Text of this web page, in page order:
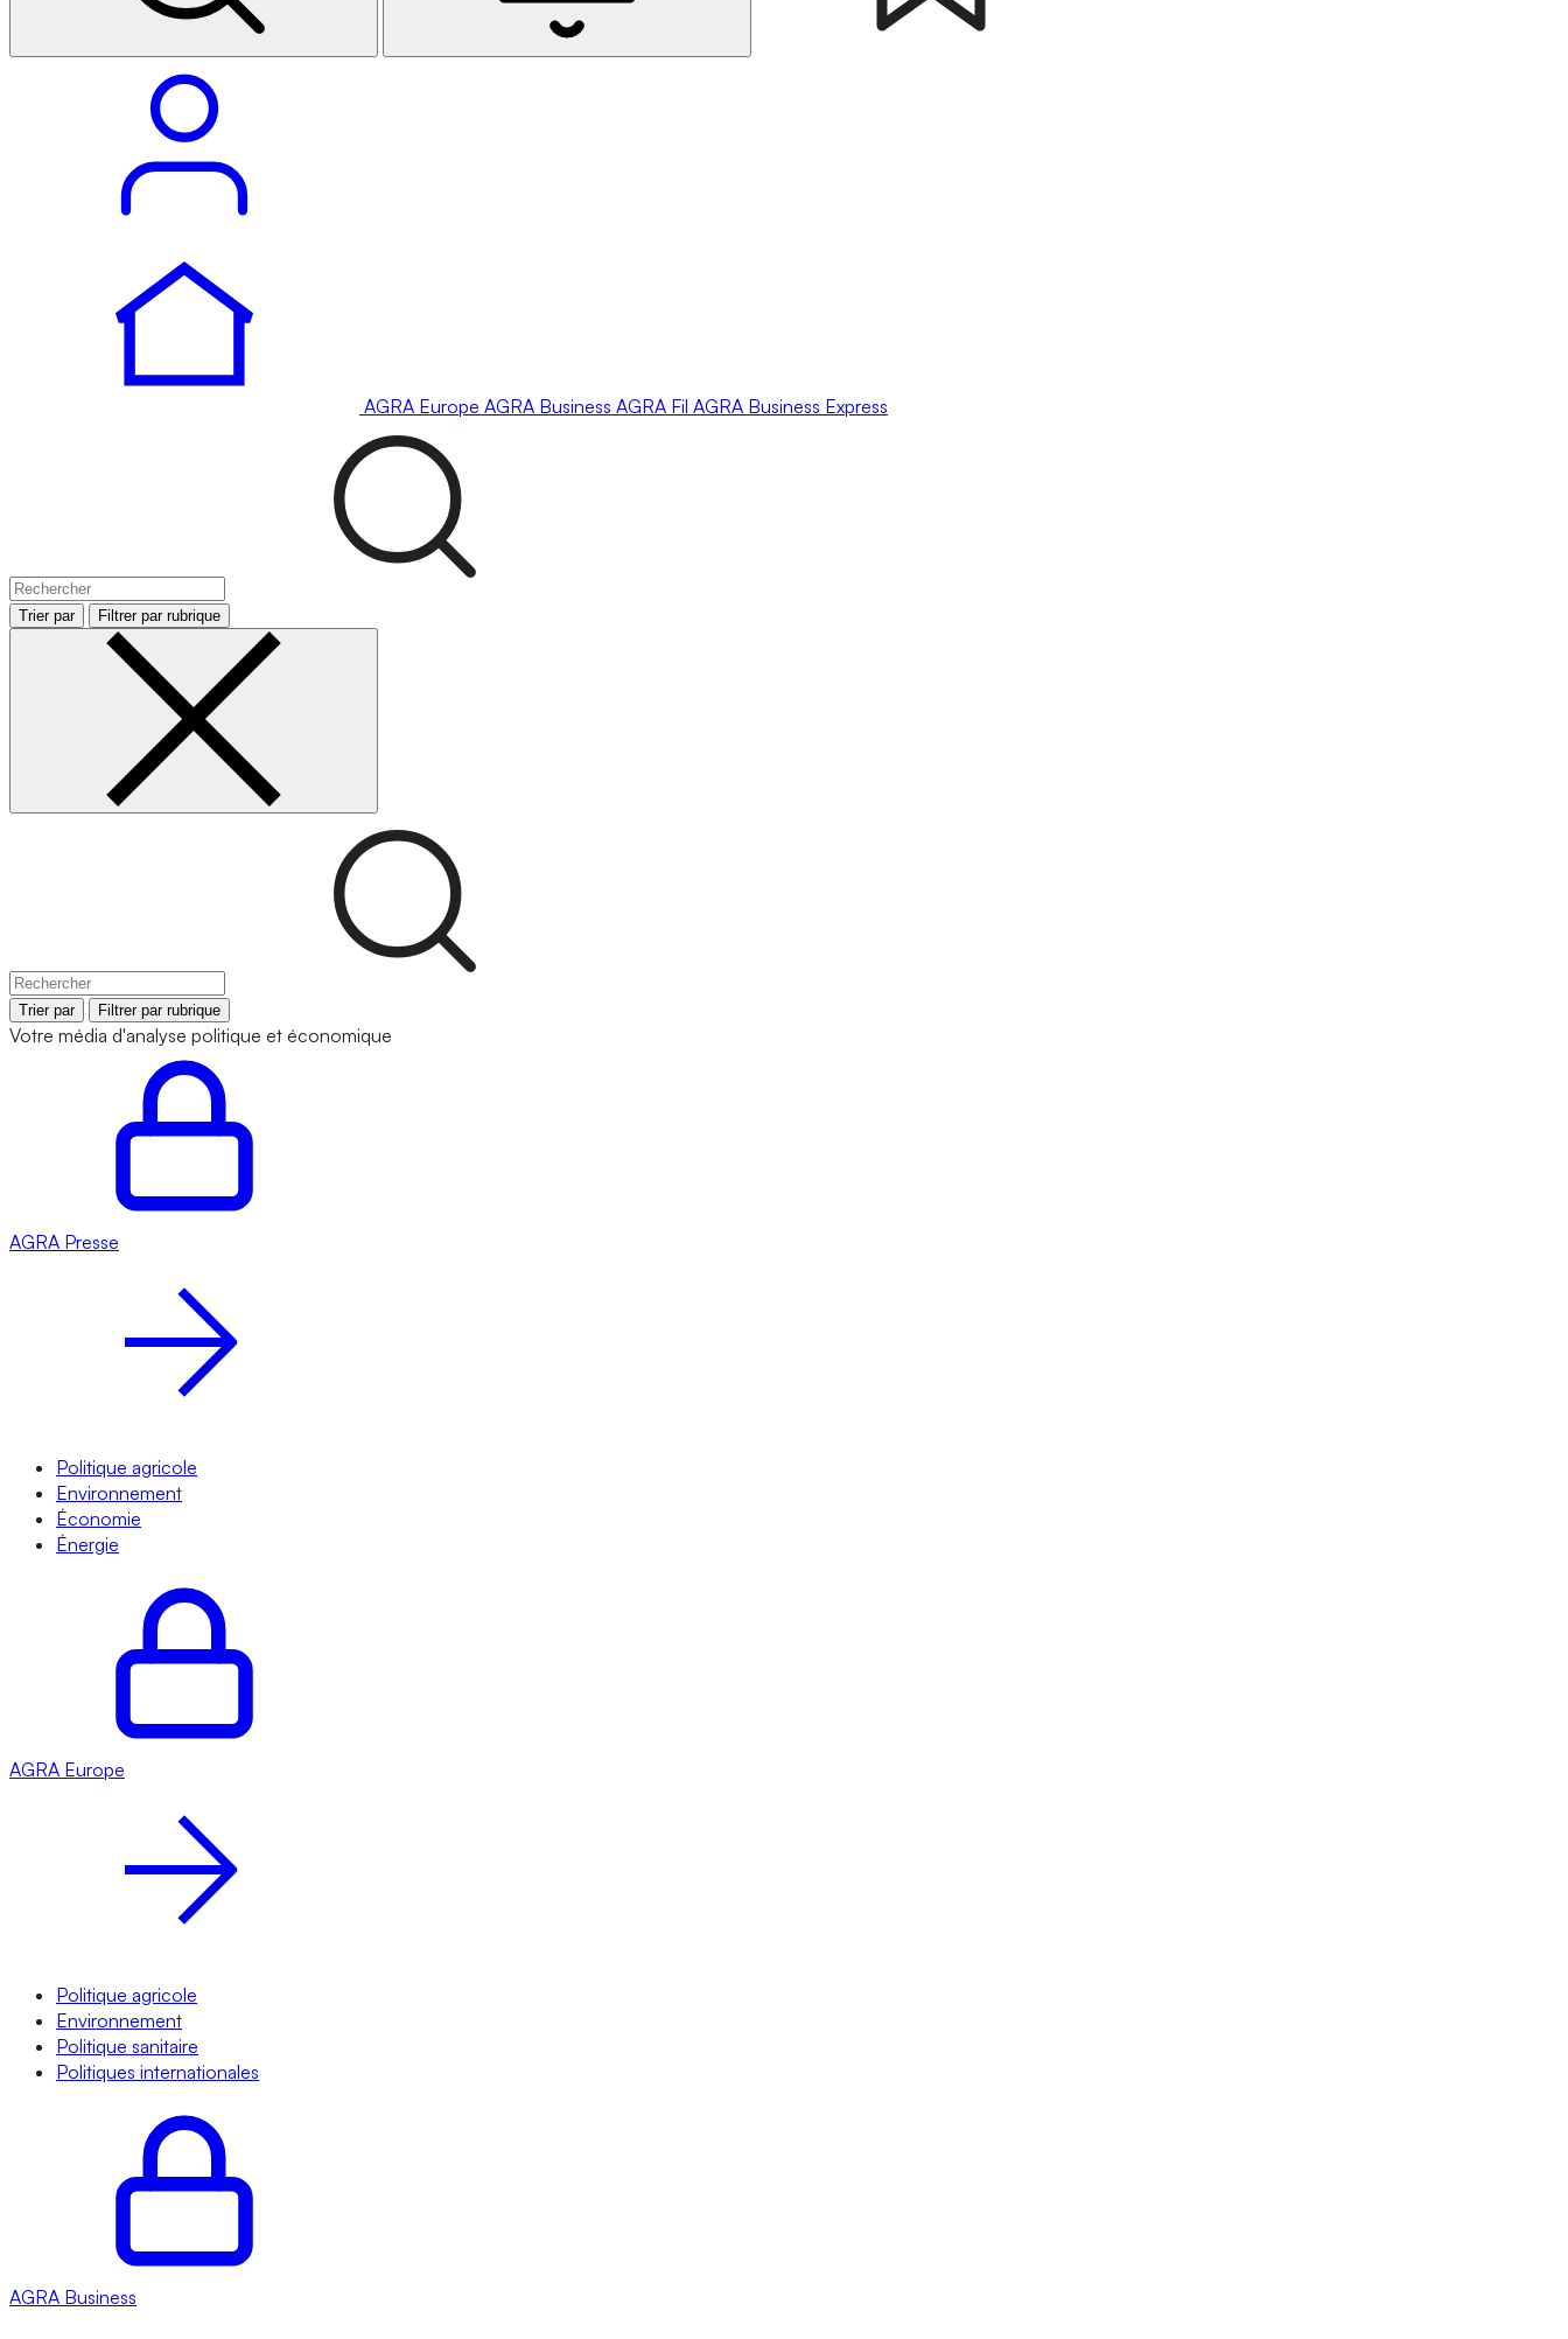
AGRA Europe AGRA Business AGRA Fil AGRA Business Express
Trier par Filtrer par rubrique
Trier par Filtrer par rubrique
Votre média d'analyse politique et économique
AGRA Presse
Politique agricole
Environnement
Économie
Énergie
AGRA Europe
Politique agricole
Environnement
Politique sanitaire
Politiques internationales
AGRA Business